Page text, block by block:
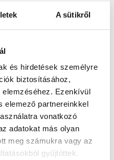
A sütikről
és hirdetések személyre
biztosításához,
elemzéséhez. Ezenkívül
elemező partnereinkkel
vonatkozó
adatokat más olyan
meg számukra vagy az
gyűjtöttek.